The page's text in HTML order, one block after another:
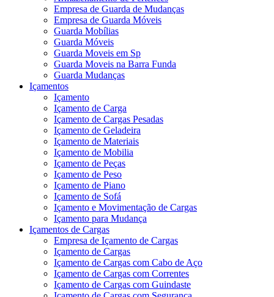
Empresa de Guarda de Mudanças
Empresa de Guarda Móveis
Guarda Mobílias
Guarda Móveis
Guarda Moveis em Sp
Guarda Moveis na Barra Funda
Guarda Mudanças
Içamentos
Içamento
Içamento de Carga
Içamento de Cargas Pesadas
Içamento de Geladeira
Içamento de Materiais
Içamento de Mobilia
Içamento de Peças
Içamento de Peso
Içamento de Piano
Içamento de Sofá
Içamento e Movimentação de Cargas
Içamento para Mudança
Içamentos de Cargas
Empresa de Içamento de Cargas
Içamento de Cargas
Içamento de Cargas com Cabo de Aço
Içamento de Cargas com Correntes
Içamento de Cargas com Guindaste